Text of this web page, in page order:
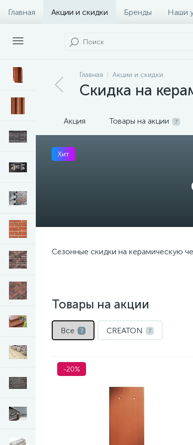
Главная Акции и скидки Бренды Наши
Главная Акции и скидки
Скидка на
Акция Товары на акции 7
Хит
Сезонные скидки на керамическую
Товары на акции
Все 7 CREATON 7
-20%